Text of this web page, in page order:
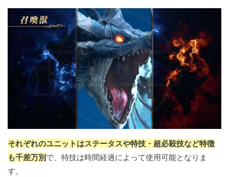
それぞれのユニットはステータスや特技・超必殺技など特徴
も千差万別 で、特技は時間経過によって使用可能となりま
す。